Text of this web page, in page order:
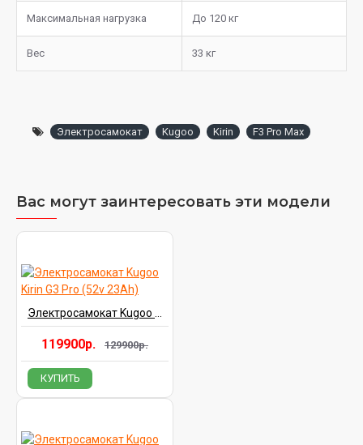
Максимальная нагрузка До 120 кг
Вес 33 кг
Электросамокат Kugoo Kirin F3 Pro Max
Вас могут заинтересовать эти модели
119900р. 129900р.
КУПИТЬ